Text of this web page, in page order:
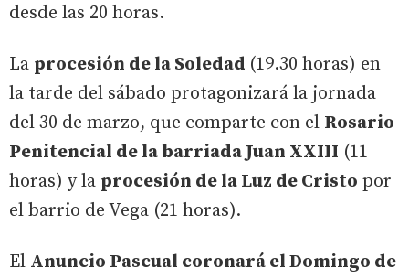
desde las 20 horas.
La procesión de la Soledad (19.30 horas) en
la tarde del sábado protagonizará la jornada
del 30 de marzo, que comparte con el Rosario
Penitencial de la barriada Juan XXIII (11
horas) y la procesión de la Luz de Cristo por
el barrio de Vega (21 horas).
El Anuncio Pascual coronará el Domingo de